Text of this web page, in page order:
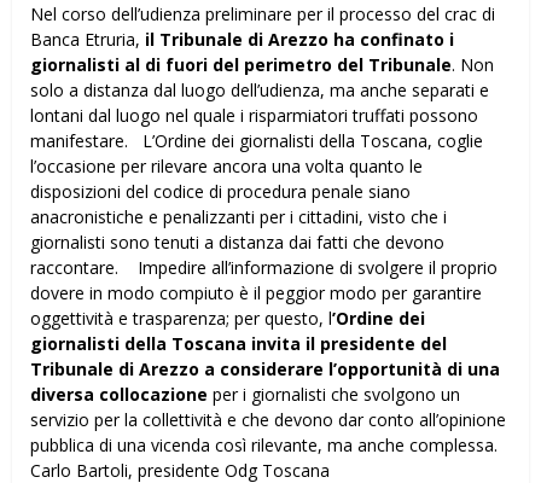
Nel corso dell’udienza preliminare per il processo del crac di
Banca Etruria, il Tribunale di Arezzo ha confinato i
giornalisti al di fuori del perimetro del Tribunale. Non
solo a distanza dal luogo dell’udienza, ma anche separati e
lontani dal luogo nel quale i risparmiatori truffati possono
manifestare. L’Ordine dei giornalisti della Toscana, coglie
l’occasione per rilevare ancora una volta quanto le
disposizioni del codice di procedura penale siano
anacronistiche e penalizzanti per i cittadini, visto che i
giornalisti sono tenuti a distanza dai fatti che devono
raccontare. Impedire all’informazione di svolgere il proprio
dovere in modo compiuto è il peggior modo per garantire
oggettività e trasparenza; per questo, l’Ordine dei
giornalisti della Toscana invita il presidente del
Tribunale di Arezzo a considerare l’opportunità di una
diversa collocazione per i giornalisti che svolgono un
servizio per la collettività e che devono dar conto all’opinione
pubblica di una vicenda così rilevante, ma anche complessa.
Carlo Bartoli, presidente Odg Toscana